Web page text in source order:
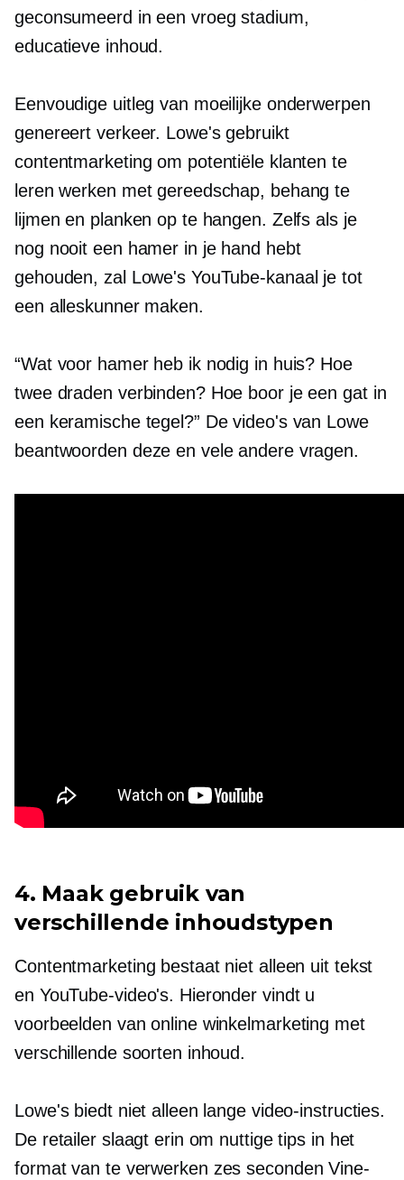
geconsumeerd in een vroeg stadium,
educatieve inhoud.
Eenvoudige uitleg van moeilijke onderwerpen
genereert verkeer. Lowe's gebruikt
contentmarketing om potentiële klanten te
leren werken met gereedschap, behang te
lijmen en planken op te hangen. Zelfs als je
nog nooit een hamer in je hand hebt
gehouden, zal Lowe's YouTube-kanaal je tot
een alleskunner maken.
“Wat voor hamer heb ik nodig in huis? Hoe
twee draden verbinden? Hoe boor je een gat in
een keramische tegel?” De video's van Lowe
beantwoorden deze en vele andere vragen.
4. Maak gebruik van
verschillende inhoudstypen
Contentmarketing bestaat niet alleen uit tekst
en YouTube-video's. Hieronder vindt u
voorbeelden van online winkelmarketing met
verschillende soorten inhoud.
Lowe's biedt niet alleen lange video-instructies.
De retailer slaagt erin om nuttige tips in het
format van te verwerken zes seconden Vine-